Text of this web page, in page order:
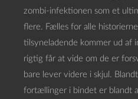
zombi-infektionen som et
flere. Fælles for alle
tilsyneladende kommer ud af
rigtig får at vide om de er
bare lever videre i skjul.
fortællinger i bindet er blandt